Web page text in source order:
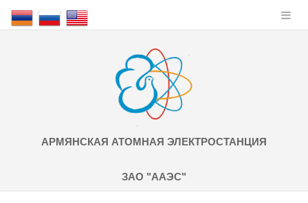
АРМЯНСКАЯ АТОМНАЯ ЭЛЕКТРОСТАНЦИЯ
ЗАО "ААЭС"